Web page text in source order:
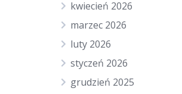
kwiecień 2026
marzec 2026
luty 2026
styczeń 2026
grudzień 2025